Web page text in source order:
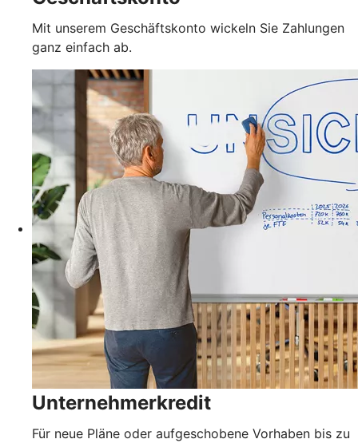
Mit unserem Geschäftskonto wickeln Sie Zahlungen
ganz einfach ab.
Unternehmerkredit
Für neue Pläne oder aufgeschobene Vorhaben bis zu